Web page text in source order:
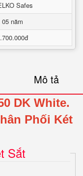
Safes
05 năm
Mô tả
DK White.
Phối Két
Sắt